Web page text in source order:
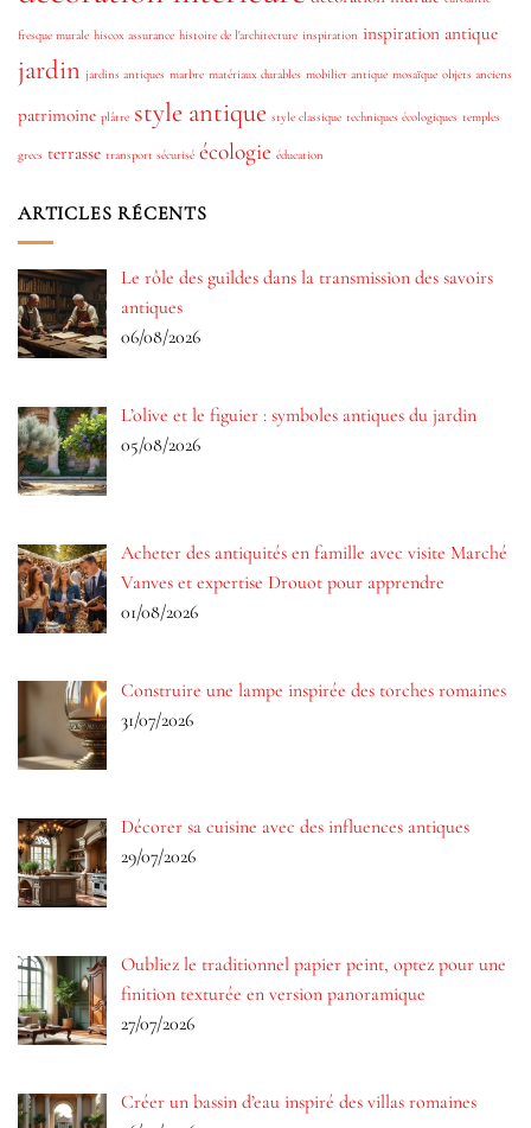
fresque murale hiscox assurance histoire de l'architecture inspiration inspiration antique
jardin jardins antiques marbre matériaux durables mobilier antique mosaïque objets anciens
patrimoine plâtre style antique style classique techniques écologiques temples
grecs terrasse transport sécurisé écologie éducation
ARTICLES RÉCENTS
Le rôle des guildes dans la transmission des savoirs
antiques
06/08/2026
L’olive et le figuier : symboles antiques du jardin
05/08/2026
Acheter des antiquités en famille avec visite Marché
Vanves et expertise Drouot pour apprendre
01/08/2026
Construire une lampe inspirée des torches romaines
31/07/2026
Décorer sa cuisine avec des influences antiques
29/07/2026
Oubliez le traditionnel papier peint, optez pour une
finition texturée en version panoramique
27/07/2026
Créer un bassin d’eau inspiré des villas romaines